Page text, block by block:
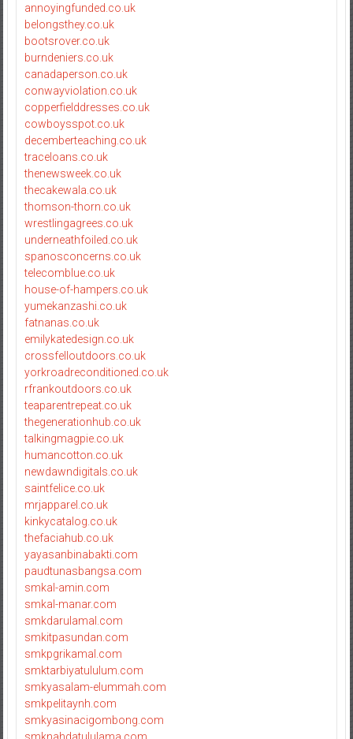
annoyingfunded.co.uk
belongsthey.co.uk
bootsrover.co.uk
burndeniers.co.uk
canadaperson.co.uk
conwayviolation.co.uk
copperfielddresses.co.uk
cowboysspot.co.uk
decemberteaching.co.uk
traceloans.co.uk
thenewsweek.co.uk
thecakewala.co.uk
thomson-thorn.co.uk
wrestlingagrees.co.uk
underneathfoiled.co.uk
spanosconcerns.co.uk
telecomblue.co.uk
house-of-hampers.co.uk
yumekanzashi.co.uk
fatnanas.co.uk
emilykatedesign.co.uk
crossfelloutdoors.co.uk
yorkroadreconditioned.co.uk
rfrankoutdoors.co.uk
teaparentrepeat.co.uk
thegenerationhub.co.uk
talkingmagpie.co.uk
humancotton.co.uk
newdawndigitals.co.uk
saintfelice.co.uk
mrjapparel.co.uk
kinkycatalog.co.uk
thefaciahub.co.uk
yayasanbinabakti.com
paudtunasbangsa.com
smkal-amin.com
smkal-manar.com
smkdarulamal.com
smkitpasundan.com
smkpgrikamal.com
smktarbiyatululum.com
smkyasalam-elummah.com
smkpelitaynh.com
smkyasinacigombong.com